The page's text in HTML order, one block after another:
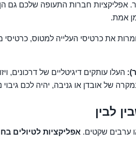
אפליקציות חברות התעופה שלכם גם הן
אמת.
את כרטיסי העלייה למטוס, כרטיסי
העלו עותקים דיגיטליים של דרכונים,
של אובדן או גניבה, יהיה לכם גיבוי
לבין
ערבים שקטים. אפליקציות לטיולים